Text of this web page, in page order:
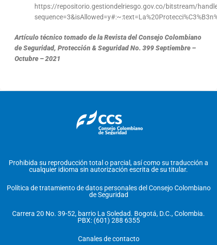
https://repositorio.gestiondelriesgo.gov.co/bitstream/
Artículo técnico tomado de la Revista del Consejo Colombiano
de Seguridad, Protección & Seguridad No. 399 Septiembre –
Octubre – 2021
Prohibida su reproducción total o parcial, así como su traducción a
cualquier idioma sin autorización escrita de su titular.
Política de tratamiento de datos personales del Consejo Colombiano
de Seguridad
Carrera 20 No. 39-52, barrio La Soledad. Bogotá, D.C., Colombia.
PBX: (601) 288 6355
Canales de contacto